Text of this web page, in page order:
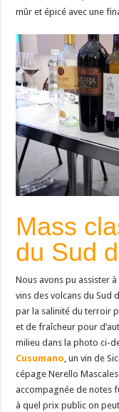
mûr et épicé avec une
Mass
du Sud
Nous avons pu assister
vins des volcans du Sud
par la salinité du terroir
et de fraîcheur pour
milieu dans la photo ci-
Cusumano, un vin de
cépage Nerello
accompagnée de notes
à quel prix public on